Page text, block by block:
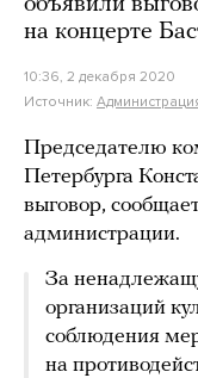
объявили
на концерте
10:36, 2 декабря 2020
Источник:
Председателю
Петербурга
выговор,
администрации.
За
организаций
соблюдения
на